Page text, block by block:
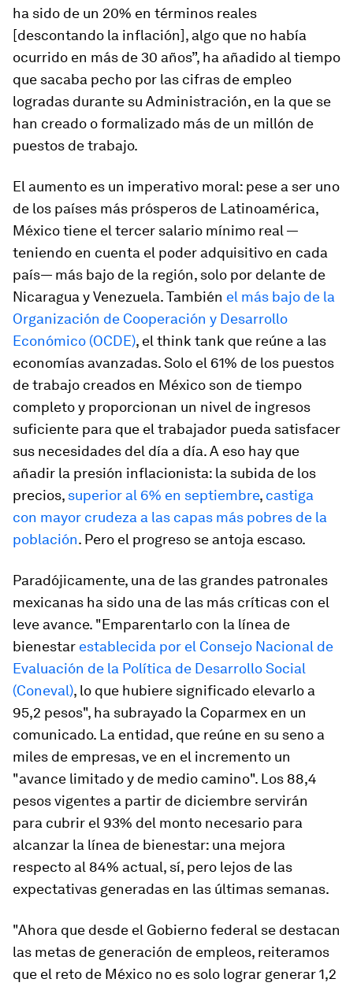
ha sido de un 20% en términos reales
[descontando la inflación], algo que no había
ocurrido en más de 30 años”, ha añadido al tiempo
que sacaba pecho por las cifras de empleo
logradas durante su Administración, en la que se
han creado o formalizado más de un millón de
puestos de trabajo.
El aumento es un imperativo moral: pese a ser uno
de los países más prósperos de Latinoamérica,
México tiene el tercer salario mínimo real —
teniendo en cuenta el poder adquisitivo en cada
país— más bajo de la región, solo por delante de
Nicaragua y Venezuela. También el más bajo de la
Organización de Cooperación y Desarrollo
Económico (OCDE), el think tank que reúne a las
economías avanzadas. Solo el 61% de los puestos
de trabajo creados en México son de tiempo
completo y proporcionan un nivel de ingresos
suficiente para que el trabajador pueda satisfacer
sus necesidades del día a día. A eso hay que
añadir la presión inflacionista: la subida de los
precios, superior al 6% en septiembre, castiga
con mayor crudeza a las capas más pobres de la
población. Pero el progreso se antoja escaso.
Paradójicamente, una de las grandes patronales
mexicanas ha sido una de las más críticas con el
leve avance. "Emparentarlo con la línea de
bienestar establecida por el Consejo Nacional de
Evaluación de la Política de Desarrollo Social
(Coneval), lo que hubiere significado elevarlo a
95,2 pesos", ha subrayado la Coparmex en un
comunicado. La entidad, que reúne en su seno a
miles de empresas, ve en el incremento un
"avance limitado y de medio camino". Los 88,4
pesos vigentes a partir de diciembre servirán
para cubrir el 93% del monto necesario para
alcanzar la línea de bienestar: una mejora
respecto al 84% actual, sí, pero lejos de las
expectativas generadas en las últimas semanas.
"Ahora que desde el Gobierno federal se destacan
las metas de generación de empleos, reiteramos
que el reto de México no es solo lograr generar 1,2